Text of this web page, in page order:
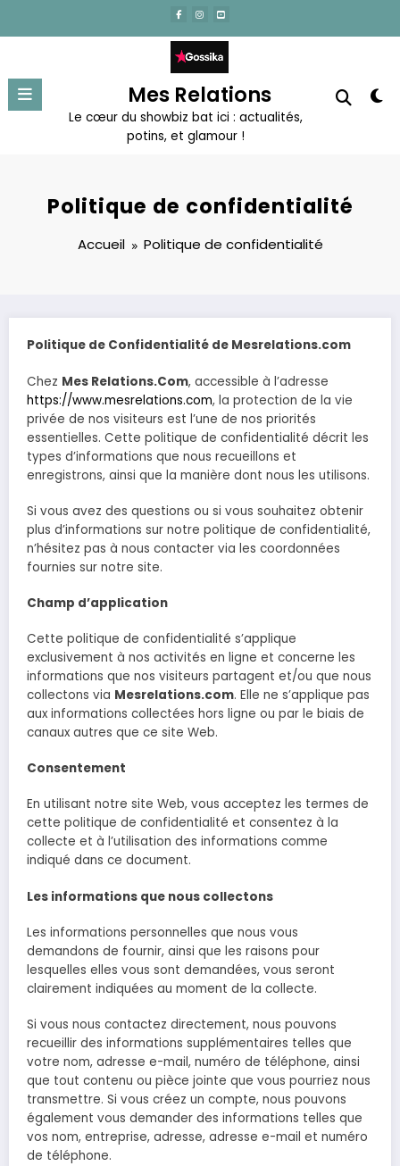
contenu
Mes Relations
Le cœur du showbiz bat ici : actualités,
potins, et glamour !
Politique de confidentialité
Accueil Politique de confidentialité
Politique de Confidentialité de Mesrelations.com
Chez Mes Relations.Com, accessible à l’adresse
https://www.mesrelations.com, la protection de la vie
privée de nos visiteurs est l’une de nos priorités
essentielles. Cette politique de confidentialité décrit les
types d’informations que nous recueillons et
enregistrons, ainsi que la manière dont nous les utilisons.
Si vous avez des questions ou si vous souhaitez obtenir
plus d’informations sur notre politique de confidentialité,
n’hésitez pas à nous contacter via les coordonnées
fournies sur notre site.
Champ d’application
Cette politique de confidentialité s’applique
exclusivement à nos activités en ligne et concerne les
informations que nos visiteurs partagent et/ou que nous
collectons via Mesrelations.com. Elle ne s’applique pas
aux informations collectées hors ligne ou par le biais de
canaux autres que ce site Web.
Consentement
En utilisant notre site Web, vous acceptez les termes de
cette politique de confidentialité et consentez à la
collecte et à l’utilisation des informations comme
indiqué dans ce document.
Les informations que nous collectons
Les informations personnelles que nous vous
demandons de fournir, ainsi que les raisons pour
lesquelles elles vous sont demandées, vous seront
clairement indiquées au moment de la collecte.
Si vous nous contactez directement, nous pouvons
recueillir des informations supplémentaires telles que
votre nom, adresse e-mail, numéro de téléphone, ainsi
que tout contenu ou pièce jointe que vous pourriez nous
transmettre. Si vous créez un compte, nous pouvons
également vous demander des informations telles que
vos nom, entreprise, adresse, adresse e-mail et numéro
de téléphone.